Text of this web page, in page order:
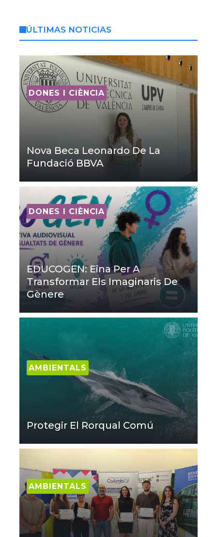
ÚLTIMAS NOTICIAS
DONES I CIÈNCIA
Nova Beca Leonardo De La
Fundació BBVA
DONES I CIÈNCIA
EDUCOGEN: Eina Per A
Transformar Els Imaginaris De
Gènere
AMBIENTALS
Protegir El Rorqual Comú
AMBIENTALS